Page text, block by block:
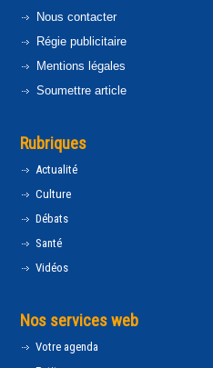
Nous contacter
Régie publicitaire
Mentions légales
Soumettre article
Rubriques
Actualité
Culture
Débats
Santé
Vidéos
Nos services web
Votre agenda